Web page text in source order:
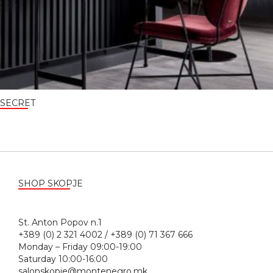
SECRET
SHOP SKOPJE
St. Anton Popov n.1
+389 (0) 2 321 4002 / +389 (0) 71 367 666
Monday – Friday 09:00-19:00
Saturday 10:00-16:00